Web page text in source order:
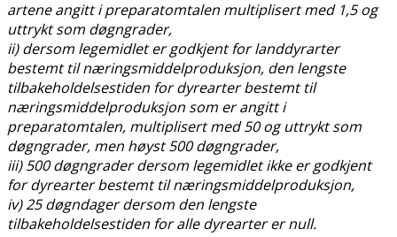
artene angitt i preparatomtalen multiplisert med 1,5 og
uttrykt som døgngrader,
ii) dersom legemidlet er godkjent for landdyrarter
bestemt til næringsmiddelproduksjon, den lengste
tilbakeholdelsestiden for dyrearter bestemt til
næringsmiddelproduksjon som er angitt i
preparatomtalen, multiplisert med 50 og uttrykt som
døgngrader, men høyst 500 døgngrader,
iii) 500 døgngrader dersom legemidlet ikke er godkjent
for dyrearter bestemt til næringsmiddelproduksjon,
iv) 25 døgndager dersom den lengste
tilbakeholdelsestiden for alle dyrearter er null.